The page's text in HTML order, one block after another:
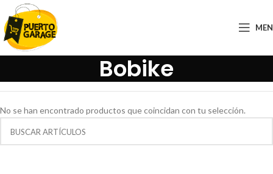
Bobike
No se han encontrado productos que coincidan con tu selección.